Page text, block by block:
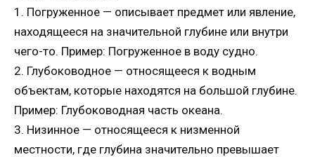
1. Погруженное — описывает предмет или явление,
находящееся на значительной глубине или внутри
чего-то. Пример: Погруженное в воду судно.
2. Глубоководное — относящееся к водным
объектам, которые находятся на большой глубине.
Пример: Глубоководная часть океана.
3. Низинное — относящееся к низменной
местности, где глубина значительно превышает